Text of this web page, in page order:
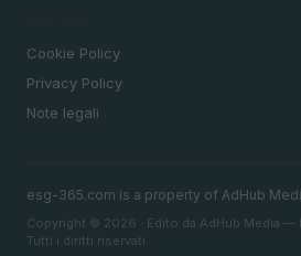
Cookie Policy
Privacy Policy
Note legali
esg-365.com is a property of AdHub
Copyright © 2026 · Edito da AdHub Media —
Tutti i diritti riservati